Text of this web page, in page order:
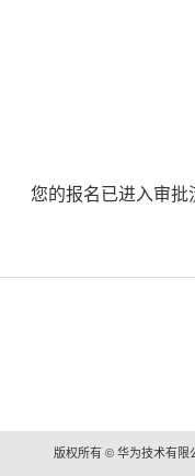
您的报名已进入审批
版权所有 © 华为技术有限